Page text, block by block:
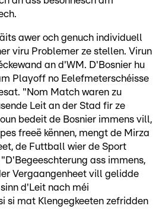
awer och genuch individuell
viru Problemer ze stellen. Virun
an d'WM. D'Bosnier hu
Playoff no Eelefmeterschéisse
"Nom Match waren zu
Leit an der Stad fir ze
bedeit de Bosnier immens vill,
freeë kënnen, mengt de Mirza
de Futtball wier de Sport
"D'Begeeschterung ass immens,
Vergaangenheet vill gelidde
d'Leit nach méi
si mat Klengegkeeten zefridden